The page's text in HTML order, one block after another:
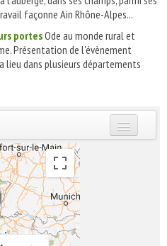
façonne Ain Rhône-Alpes...
portesOde au monde rural et
Présentation de l'évènement
lieu dans plusieurs départements
VOUS